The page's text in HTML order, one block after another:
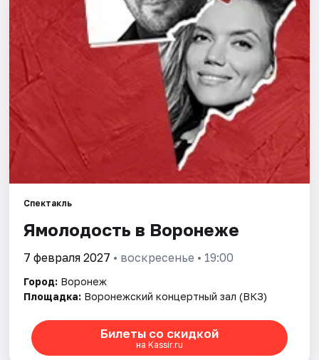
Артисты
Рейтинги
Спектакль
Ямолодость в Воронеже
7 февраля 2027 • воскресенье • 19:00
Город: Воронеж
Площадка: Воронежский концертный зал (ВКЗ)
Билеты со скидкой
на Kassir.ru